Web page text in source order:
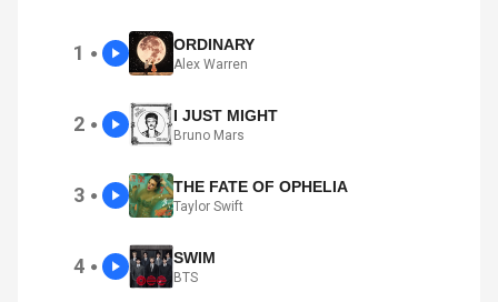
1 ● ORDINARY
Alex Warren
2 ● I JUST MIGHT
Bruno Mars
3 ● THE FATE OF OPHELIA
Taylor Swift
4 ● SWIM
BTS